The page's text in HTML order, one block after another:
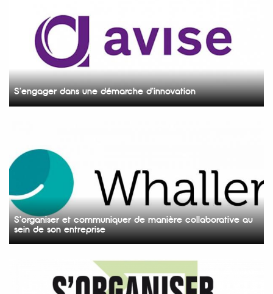
S'engager dans une démarche d'innovation
S'organiser et communiquer de manière collaborative au
sein de son entreprise